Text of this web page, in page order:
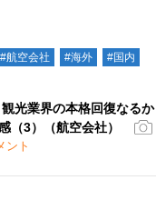
#航空会社 #海外
#国内
光業界の本格回復なるか
（3）（航空会社）
ント